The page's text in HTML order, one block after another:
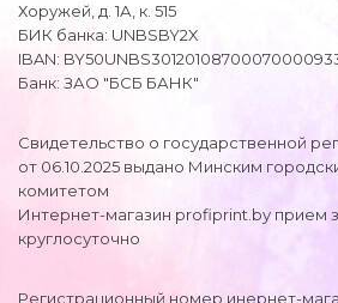
Хоружей, д. 1А, к. 515
БИК банка: UNBSBY2X
IBAN:
Банк: ЗАО "БСБ БАНК"
Свидетельство о государственной
от 06.10.2025 выдано Минским
комитетом
Интернет-магазин profiprint.by прием
круглосуточно
Регистрационный номер инернет-